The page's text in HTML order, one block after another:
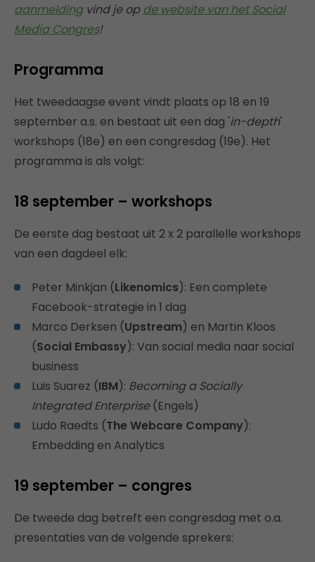
aanmeldingvind je op de website van het Social
Media Congres!
Programma
Het tweedaagse event vindt plaats op 18 en 19
september a.s. en bestaat uit een dag 'in-depth'
workshops (18e) en een congresdag (19e). Het
programma is als volgt:
18 september – workshops
De eerste dag bestaat uit 2 x 2 parallelle workshops
van een dagdeel elk:
Peter Minkjan (Likenomics): Een complete
Facebook-strategie in 1 dag
Marco Derksen (Upstream) en Martin Kloos
(Social Embassy): Van social media naar social
business
Luis Suarez (IBM): Becoming a Socially
Integrated Enterprise(Engels)
Ludo Raedts (The Webcare Company):
Embedding en Analytics
19 september – congres
De tweede dag betreft een congresdag met o.a.
presentaties van de volgende sprekers: